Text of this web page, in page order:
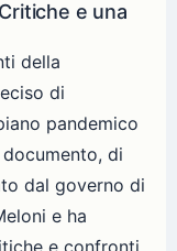
e una
della
di
pandemico
di
dal governo di
e ha
e confronti